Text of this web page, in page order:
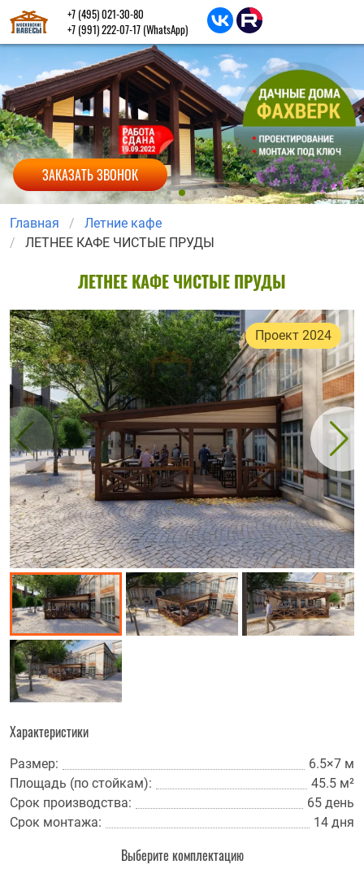
ЗАКАЗАТЬ ЗВОНОК
+7 (495) 021-30-80
+7 (991) 222-07-17 (WhatsApp)
Главная
Летние кафе
ЛЕТНЕЕ КАФЕ ЧИСТЫЕ ПРУДЫ
ЛЕТНЕЕ КАФЕ ЧИСТЫЕ ПРУДЫ
Проект 2024
Характеристики
Размер:
6.5×7 м
Площадь (по стойкам):
45.5 м²
Срок производства:
65 день
Срок монтажа:
14 дня
Выберите комплектацию